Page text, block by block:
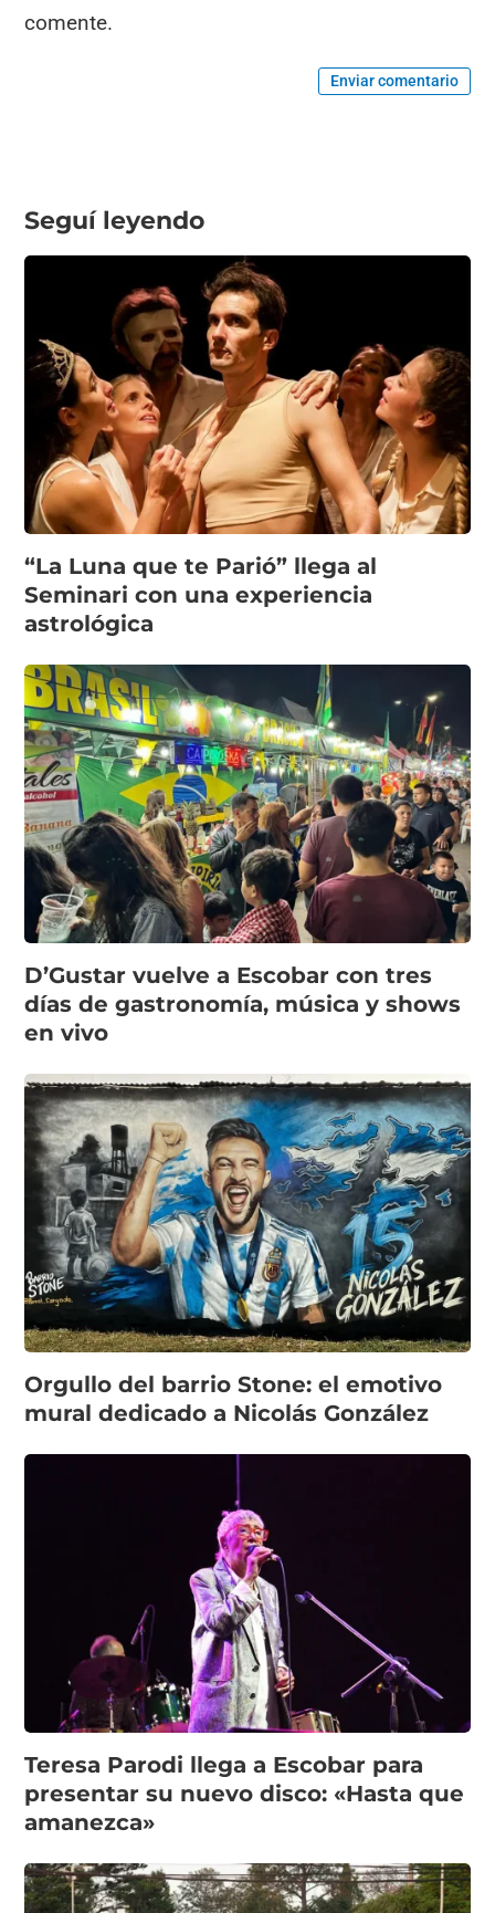
comente.
Enviar comentario
Seguí leyendo
“La Luna que te Parió” llega al
Seminari con una experiencia
astrológica
D’Gustar vuelve a Escobar con tres
días de gastronomía, música y shows
en vivo
Orgullo del barrio Stone: el emotivo
mural dedicado a Nicolás González
Teresa Parodi llega a Escobar para
presentar su nuevo disco: «Hasta que
amanezca»